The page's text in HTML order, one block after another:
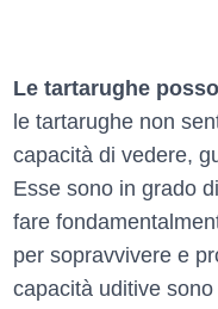
Le tartarughe
le tartarughe non
capacità di vedere,
Esse sono in grado
fare
per sopravvivere e
capacità uditive